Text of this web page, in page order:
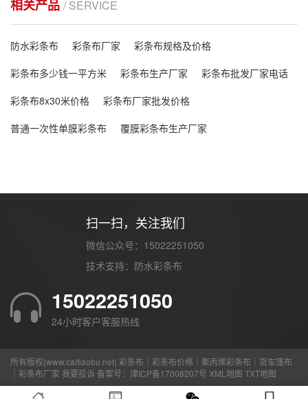
相关产品 / SERVICE
防水彩条布 彩条布厂家
彩条布规格及价格
彩条布多少钱一平方米
彩条布生产厂家
彩条布批发厂家电话
彩条布8x30米价格
彩条布厂家批发价格
普通一次性单膜彩条布
覆膜彩条布生产厂家
扫一扫，关注我们
微信公众号：15022251050
技术支持： 防水彩条布
15022251050
24小时客户客服热线
所有版权(www.caitiaobu.net) 彩条布｜彩条布价格｜聚丙烯彩条布｜货车篷布
｜彩条布厂家 我要投诉 备案号： 津ICP备17008207号 XML地图 TXT地图